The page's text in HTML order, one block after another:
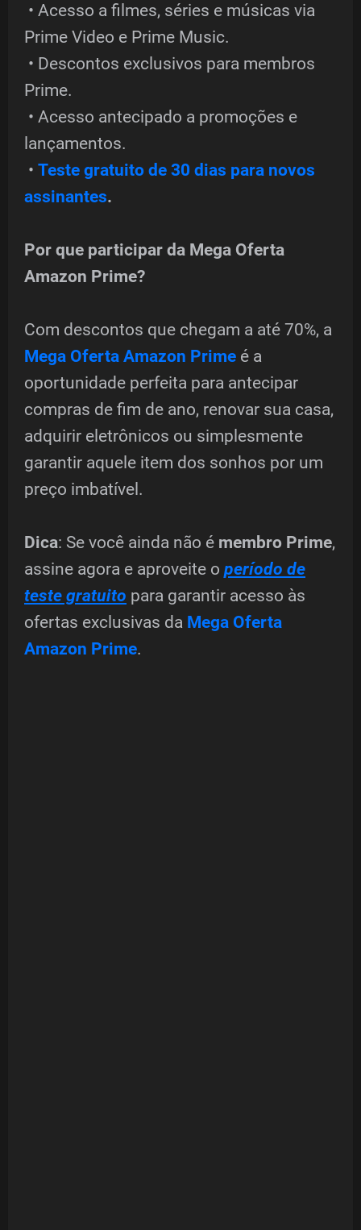
• Acesso a filmes, séries e músicas via
Prime Video e Prime Music.
• Descontos exclusivos para membros
Prime.
• Acesso antecipado a promoções e
lançamentos.
• Teste gratuito de 30 dias para novos
assinantes.
Por que participar da Mega Oferta
Amazon Prime?
Com descontos que chegam a até 70%, a
Mega Oferta Amazon Prime é a
oportunidade perfeita para antecipar
compras de fim de ano, renovar sua casa,
adquirir eletrônicos ou simplesmente
garantir aquele item dos sonhos por um
preço imbatível.
Dica: Se você ainda não é membro Prime,
assine agora e aproveite o período de
teste gratuito para garantir acesso às
ofertas exclusivas da Mega Oferta
Amazon Prime.